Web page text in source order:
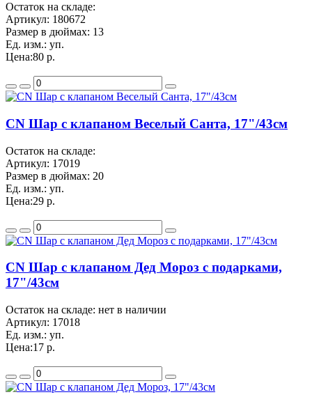
Остаток на складе:
Артикул: 180672
Размер в дюймах: 13
Ед. изм.: уп.
Цена:80 р.
CN Шар с клапаном Веселый Санта, 17"/43см
Остаток на складе:
Артикул: 17019
Размер в дюймах: 20
Ед. изм.: уп.
Цена:29 р.
CN Шар с клапаном Дед Мороз с подарками,
17"/43см
Остаток на складе: нет в наличии
Артикул: 17018
Ед. изм.: уп.
Цена:17 р.